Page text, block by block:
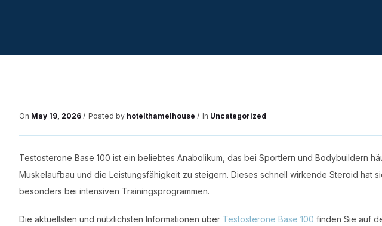
On May 19, 2026 Posted by hotelthamelhouse In Uncategorized
Testosterone Base 100 ist ein beliebtes Anabolikum, das bei Sportlern und Bodybuildern
Muskelaufbau und die Leistungsfähigkeit zu steigern. Dieses schnell wirkende Steroid hat
besonders bei intensiven Trainingsprogrammen.
Die aktuellsten und nützlichsten Informationen über Testosterone Base 100 finden Sie auf